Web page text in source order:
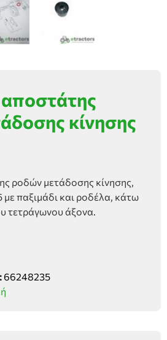
κίνησης
ροδών μετάδοσης κίνησης,
με παξιμάδι και ροδέλα, κάτω
τετράγωνου άξονα.
66248235